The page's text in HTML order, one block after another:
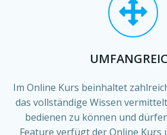
Im Online Kurs beinhaltet
das vollständige Wissen
bedienen zu können und
Feature verfügt der Online Kurs